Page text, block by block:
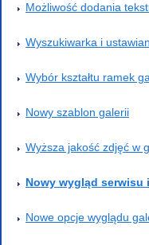
Możliwość dodania
Wyszukiwarka i
Wybór kształtu ramek
Nowy szablon galerii
Wyższa jakość zdjęć w
Nowy wygląd serwisu
Nowe opcje wyglądu